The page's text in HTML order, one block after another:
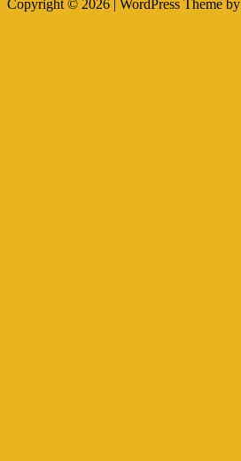
Copyright © 2026 | WordPress Theme by